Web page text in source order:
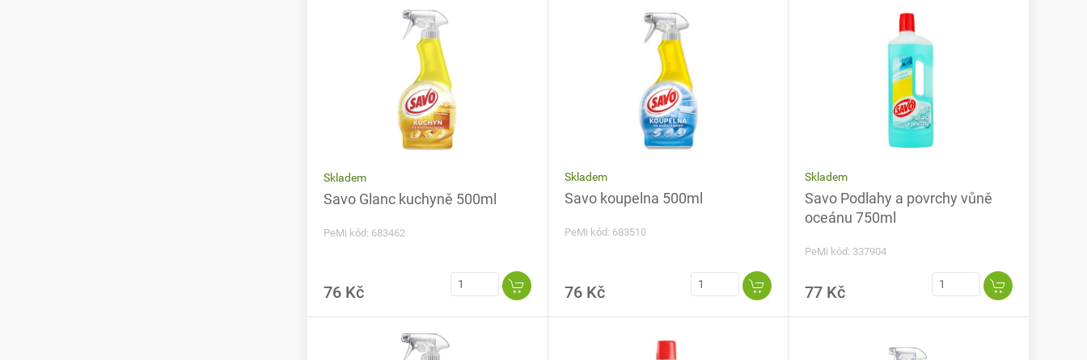
Skladem
Savo Glanc kuchyně 500ml
PeMi kód: 683462
76 Kč
Skladem
Savo koupelna 500ml
PeMi kód: 683510
76 Kč
Skladem
Savo Podlahy a povrchy vůně
oceánu 750ml
PeMi kód: 337904
77 Kč